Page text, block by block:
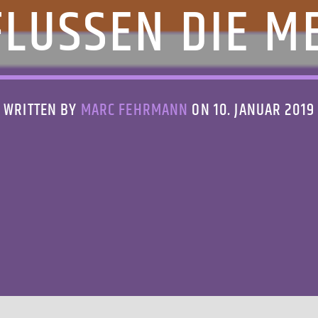
DIE
WRITTEN BY MARC FEHRMANN ON 10. JANUAR 2019